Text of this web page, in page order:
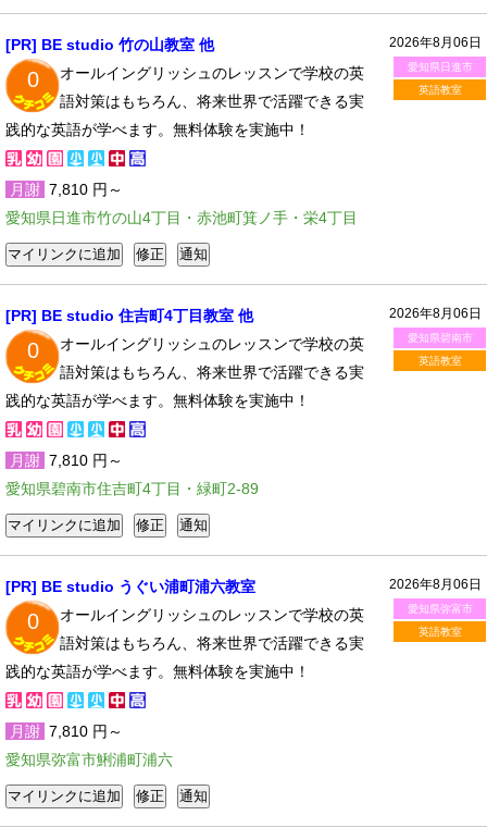
2026年8月06日
愛知県日進市
英語教室
[PR] BE studio 竹の山教室 他
0
オールイングリッシュのレッスンで学校の英
語対策はもちろん、将来世界で活躍できる実
践的な英語が学べます。無料体験を実施中！
月謝 7,810 円～
愛知県日進市竹の山4丁目・赤池町箕ノ手・栄4丁目
2026年8月06日
愛知県碧南市
英語教室
[PR] BE studio 住吉町4丁目教室 他
0
オールイングリッシュのレッスンで学校の英
語対策はもちろん、将来世界で活躍できる実
践的な英語が学べます。無料体験を実施中！
月謝 7,810 円～
愛知県碧南市住吉町4丁目・緑町2-89
2026年8月06日
愛知県弥富市
英語教室
[PR] BE studio うぐい浦町浦六教室
0
オールイングリッシュのレッスンで学校の英
語対策はもちろん、将来世界で活躍できる実
践的な英語が学べます。無料体験を実施中！
月謝 7,810 円～
愛知県弥富市鯏浦町浦六